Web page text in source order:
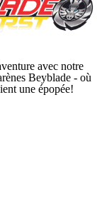
avec notre
Beyblade - où
une épopée!